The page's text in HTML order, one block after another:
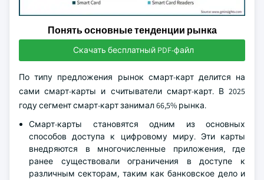
Понять основные тенденции рынка
Скачать бесплатный PDF-файл
По типу предложения рынок смарт-карт делится на
сами смарт-карты и считыватели смарт-карт. В 2025
году сегмент смарт-карт занимал 66,5% рынка.
Смарт-карты становятся одним из основных
способов доступа к цифровому миру. Эти карты
внедряются в многочисленные приложения, где
ранее существовали ограничения в доступе к
различным секторам, таким как банковское дело и